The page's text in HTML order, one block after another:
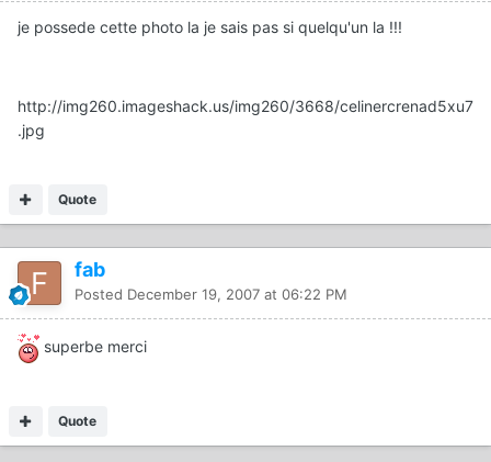
je possede cette photo la je sais pas si quelqu'un la !!!
http://img260.imageshack.us/img260/3668/celinercrenad5xu7
.jpg
Quote
fab
Posted December 19, 2007 at 06:22 PM
superbe merci
Quote